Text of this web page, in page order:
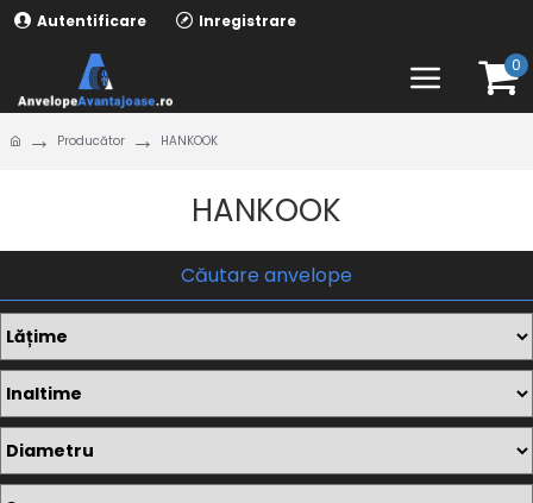
Autentificare Inregistrare
0
Producător HANKOOK
HANKOOK
Căutare anvelope